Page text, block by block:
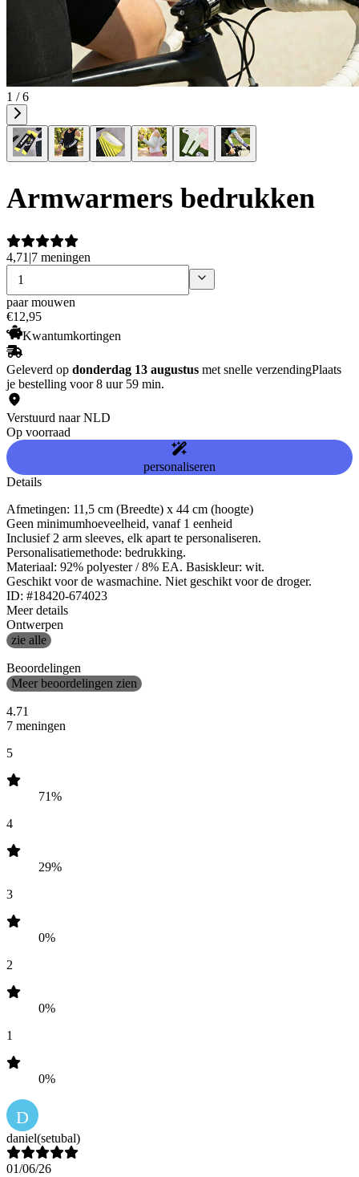
1 / 6
Armwarmers bedrukken
4,71 |7 meningen
paar mouwen
€12,95
Kwantumkortingen
Geleverd op donderdag 13 augustus met snelle verzendingPlaats
je bestelling voor 8 uur 59 min.
Verstuurd naar NLD
Op voorraad
personaliseren
Details
Afmetingen: 11,5 cm (Breedte) x 44 cm (hoogte)
Geen minimumhoeveelheid, vanaf 1 eenheid
Inclusief 2 arm sleeves, elk apart te personaliseren.
Personalisatiemethode: bedrukking.
Materiaal: 92% polyester / 8% EA. Basiskleur: wit.
Geschikt voor de wasmachine. Niet geschikt voor de droger.
ID: #18420-674023
Meer details
Ontwerpen
zie alle
Beoordelingen
Meer beoordelingen zien
4.71
7 meningen
5
71%
4
29%
3
0%
2
0%
1
0%
D
daniel(setubal)
01/06/26